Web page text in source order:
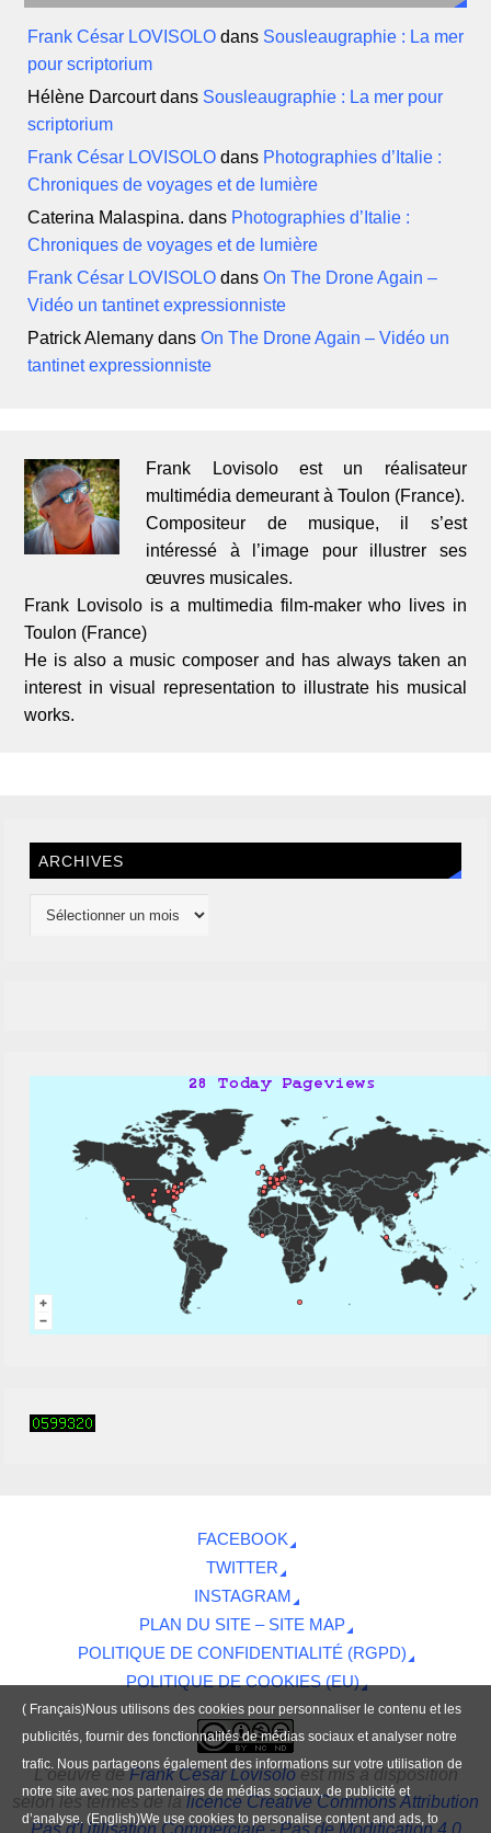
Frank César LOVISOLO dans Sousleaugraphie : La mer
pour scriptorium
Hélène Darcourtdans Sousleaugraphie : La mer pour
scriptorium
Frank César LOVISOLO dans Photographies d’Italie :
Chroniques de voyages et de lumière
Caterina Malaspina. dans Photographies d’Italie :
Chroniques de voyages et de lumière
Frank César LOVISOLO dansOn The Drone Again –
Vidéo un tantinet expressionniste
Patrick Alemany dansOn The Drone Again – Vidéo un
tantinet expressionniste
Frank Lovisolo est un réalisateur
multimédia demeurant à Toulon (France).
Compositeur de musique, il s’est
intéressé à l’image pour illustrer ses
œuvres musicales.
Frank Lovisolo is a multimedia film-maker who lives in
Toulon (France)
He is also a music composer and has always taken an
interest in visual representation to illustrate his musical
works.
ARCHIVES
FACEBOOK
TWITTER
INSTAGRAM
PLAN DU SITE – SITE MAP
POLITIQUE DE CONFIDENTIALITÉ (RGPD)
POLITIQUE DE COOKIES (EU)
L'oeuvredeFrank César Lovisoloest mis à disposition
selon les termes de lalicence Creative Commons Attribution
( Français)Nous utilisons des cookies pour personnaliser le contenu et les
publicités, fournir des fonctionnalités de médias sociaux et analyser notre
trafic. Nous partageons également des informations sur votre utilisation de
notre site avec nos partenaires de médias sociaux, de publicité et
d’analyse. (English)We use cookies to personalise content and ads, to